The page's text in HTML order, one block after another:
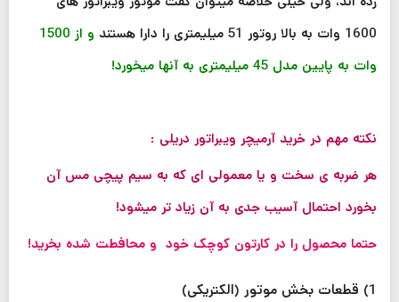
1600 وات به بالا روتور 51 میلیمتری را دارا هستند
و از 1500
وات به پایین مدل 45 میلیمتری به آنها میخورد!
نکته مهم در خرید آرمیچر ویبراتور دریلی :
هر ضربه ی سخت و یا معمولی ای که به سیم پیچی مس آن
بخورد احتمال آسیب جدی به آن زیاد تر میشود!
حتما محصول را در کارتون کوچک خود و محافطت شده بخرید!
1) قطعات بخش موتور (الکتریکی)